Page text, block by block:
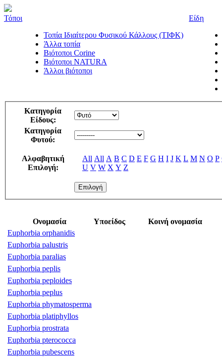
Τόποι
Τοπία Ιδιαίτερου Φυσικού Κάλλους (ΤΙΦΚ)
Άλλα τοπία
Βιότοποι Corine
Βιότοποι NATURA
Άλλοι βιότοποι
Είδη
Κατηγορία
Είδους:
Κατηγορία
Φυτού:
Αλφαβητική
Επιλογή:
All All A B C D E F G H I J K L M N O P
U V W X Y Z
Ονομασία Υποείδος
Κοινή ονομασία
Euphorbia orphanidis
Euphorbia palustris
Euphorbia paralias
Euphorbia peplis
Euphorbia peploides
Euphorbia peplus
Euphorbia phymatosperma
Euphorbia platiphyllos
Euphorbia prostrata
Euphorbia pterococca
Euphorbia pubescens